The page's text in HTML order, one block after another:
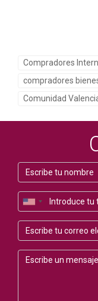
la Generalitat
¿Qué
senderismo?
cómoda,
preferiblemente,
casos de
Compradores
compradores
Comunidad